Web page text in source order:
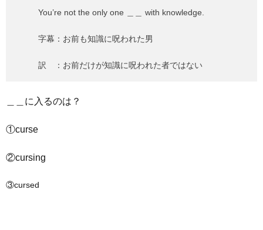
You’re not the only one ＿＿ with knowledge.
字幕：お前も知識に呪われた男
訳 ：お前だけが知識に呪われた者ではない
＿＿に入るのは？
①curse
②cursing
③cursed